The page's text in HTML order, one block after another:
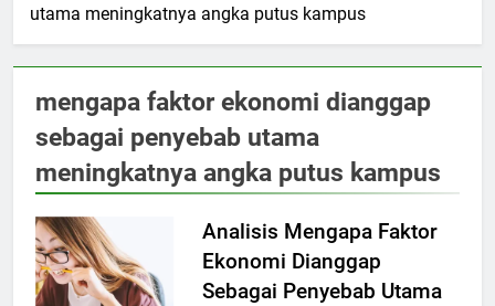
utama meningkatnya angka putus kampus
mengapa faktor ekonomi dianggap
sebagai penyebab utama
meningkatnya angka putus kampus
Analisis Mengapa Faktor
Ekonomi Dianggap
Sebagai Penyebab Utama